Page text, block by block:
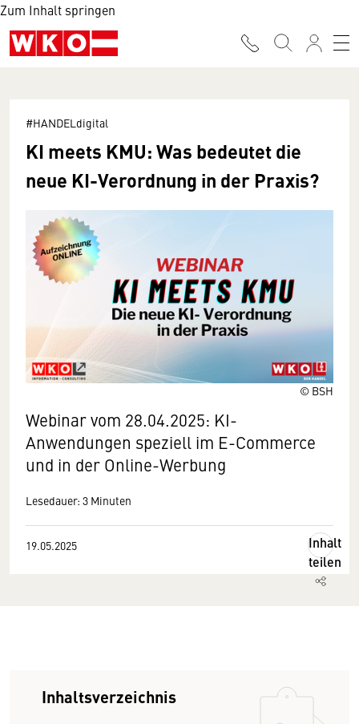
Zum Inhalt springen
© BSH
#HANDELdigital
KI meets KMU: Was bedeutet die
neue KI-Verordnung in der Praxis?
Webinar vom 28.04.2025: KI-
Anwendungen speziell im E-Commerce
und in der Online-Werbung
Lesedauer: 3 Minuten
19.05.2025
Inhalt
teilen
Inhaltsverzeichnis